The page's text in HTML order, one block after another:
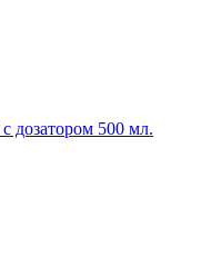
дозатором 500 мл.